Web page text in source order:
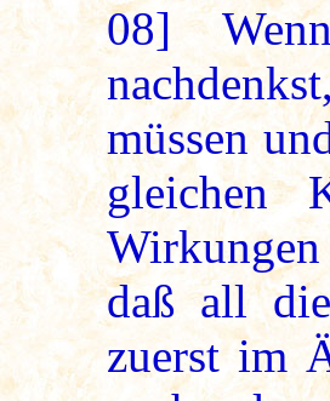
08]
müssen
gleichen
daß all
zuerst im